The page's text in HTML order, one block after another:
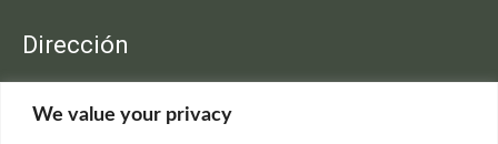
We value your privacy
Dirección
C/Claudio Coello, 19 - 1º